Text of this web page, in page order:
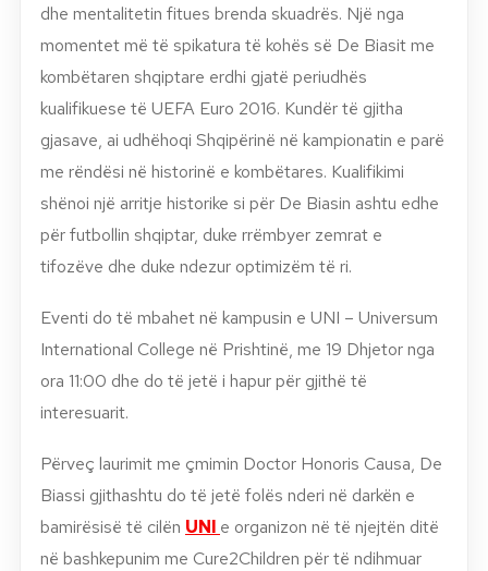
dhe mentalitetin fitues brenda skuadrës. Një nga
momentet më të spikatura të kohës së De Biasit me
kombëtaren shqiptare erdhi gjatë periudhës
kualifikuese të UEFA Euro 2016. Kundër të gjitha
gjasave, ai udhëhoqi Shqipërinë në kampionatin e parë
me rëndësi në historinë e kombëtares. Kualifikimi
shënoi një arritje historike si për De Biasin ashtu edhe
për futbollin shqiptar, duke rrëmbyer zemrat e
tifozëve dhe duke ndezur optimizëm të ri.
Eventi do të mbahet në kampusin e UNI – Universum
International College në Prishtinë, me 19 Dhjetor nga
ora 11:00 dhe do të jetë i hapur për gjithë të
interesuarit.
Përveç laurimit me çmimin Doctor Honoris Causa, De
Biassi gjithashtu do të jetë folës nderi në darkën e
bamirësisë të cilën UNI e organizon në të njejtën ditë
në bashkepunim me Cure2Children për të ndihmuar